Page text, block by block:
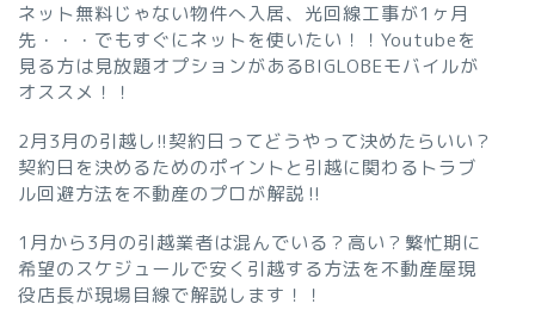
ネット無料じゃない物件へ入居、光回線工事が1ヶ月
先・・・でもすぐにネットを使いたい！！Youtubeを
見る方は見放題オプションがあるBIGLOBEモバイルが
オススメ！！
2月3月の引越し!!契約日ってどうやって決めたらいい？
契約日を決めるためのポイントと引越に関わるトラブ
ル回避方法を不動産のプロが解説‼︎
1月から3月の引越業者は混んでいる？高い？繁忙期に
希望のスケジュールで安く引越する方法を不動産屋現
役店長が現場目線で解説します！！